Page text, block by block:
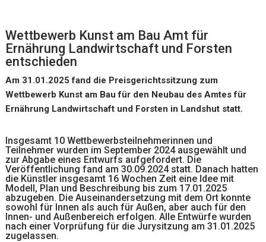
Wettbewerb Kunst am Bau Amt für
Ernährung Landwirtschaft und Forsten
entschieden
Am 31.01.2025 fand die Preisgerichtssitzung zum
Wettbewerb Kunst am Bau für den Neubau des Amtes für
Ernährung Landwirtschaft und Forsten in Landshut statt.
Insgesamt 10 Wettbewerbsteilnehmerinnen und
Teilnehmer wurden im September 2024 ausgewählt und
zur Abgabe eines Entwurfs aufgefordert. Die
Veröffentlichung fand am 30.09.2024 statt. Danach hatten
die Künstler insgesamt 16 Wochen Zeit eine Idee mit
Modell, Plan und Beschreibung bis zum 17.01.2025
abzugeben. Die Auseinandersetzung mit dem Ort konnte
sowohl für Innen als auch für Außen, aber auch für den
Innen- und Außenbereich erfolgen. Alle Entwürfe wurden
nach einer Vorprüfung für die Jurysitzung am 31.01.2025
zugelassen.